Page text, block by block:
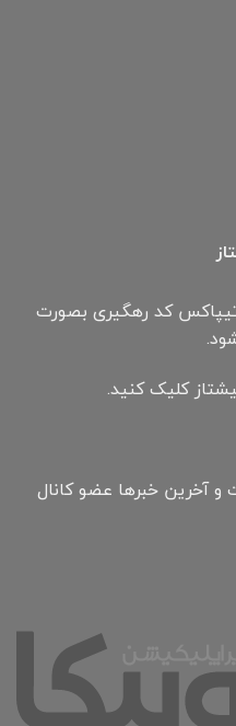
کد رهگیری بصورت
کلیک کنید.
و آخرین خبرها عضو کانال